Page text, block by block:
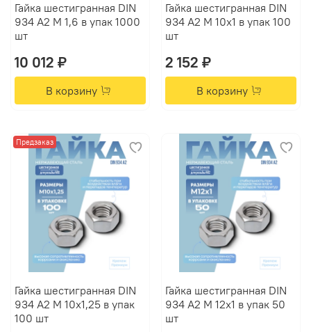
Гайка шестигранная DIN
934 А2 M 1,6 в упак 1000
шт
10 012 ₽
В корзину
Гайка шестигранная DIN
934 А2 M 10х1 в упак 100
шт
2 152 ₽
В корзину
Предзаказ
Гайка шестигранная DIN
934 А2 M 10х1,25 в упак
100 шт
Гайка шестигранная DIN
934 А2 M 12х1 в упак 50
шт